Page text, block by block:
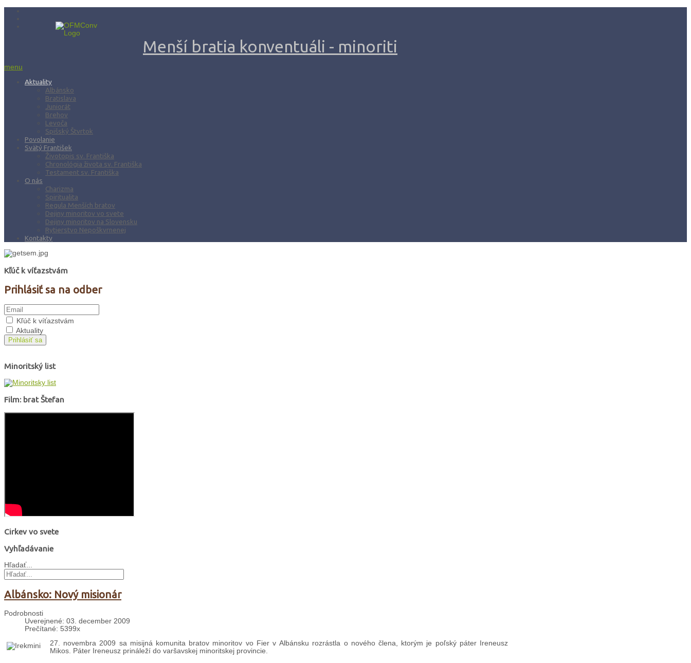
Menší bratia konventuáli - minoriti
menu
Aktuality
Albánsko
Bratislava
Juniorát
Brehov
Levoča
Spišský Štvrtok
Povolanie
Svätý František
Životopis sv. Františka
Chronológia života sv. Františka
Testament sv. Františka
O nás
Charizma
Spiritualita
Regula Menších bratov
Dejiny minoritov vo svete
Dejiny minoritov na Slovensku
Rytierstvo Nepoškvrnenej
Kontakty
Kľúč k víťazstvám
Prihlásiť sa na odber
Kľúč k víťazstvám
Aktuality
Prihlásiť sa
Minoritský list
Film: brat Štefan
Cirkev vo svete
Vyhľadávanie
Hľadať...
Albánsko: Nový misionár
Podrobnosti
Uverejnené: 03. december 2009
Prečítané: 5399x
27. novembra 2009 sa misijná komunita bratov minoritov vo Fier v Albánsku rozrástla o nového člena, ktorým je poľský páter Ireneusz
Mikos. Páter Ireneusz prináleží do varšavskej minoritskej provincie.